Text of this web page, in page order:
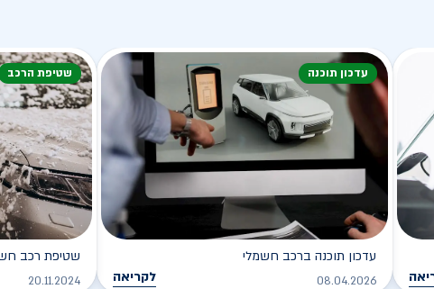
עדכון תוכנה
עדכון תוכנה ברכב חשמלי
08.04.2026 לקריאה
שטיפת הרכב
שטיפת רכב
20.11.2024